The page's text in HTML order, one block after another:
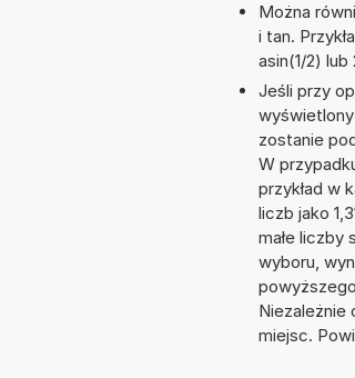
Można
i tan.
asin(1/2) lub
Jeśli przy
wyświetlony
zostanie
W
przykład w
liczb jako
małe liczby
wyboru,
Niezależnie
miejsc.